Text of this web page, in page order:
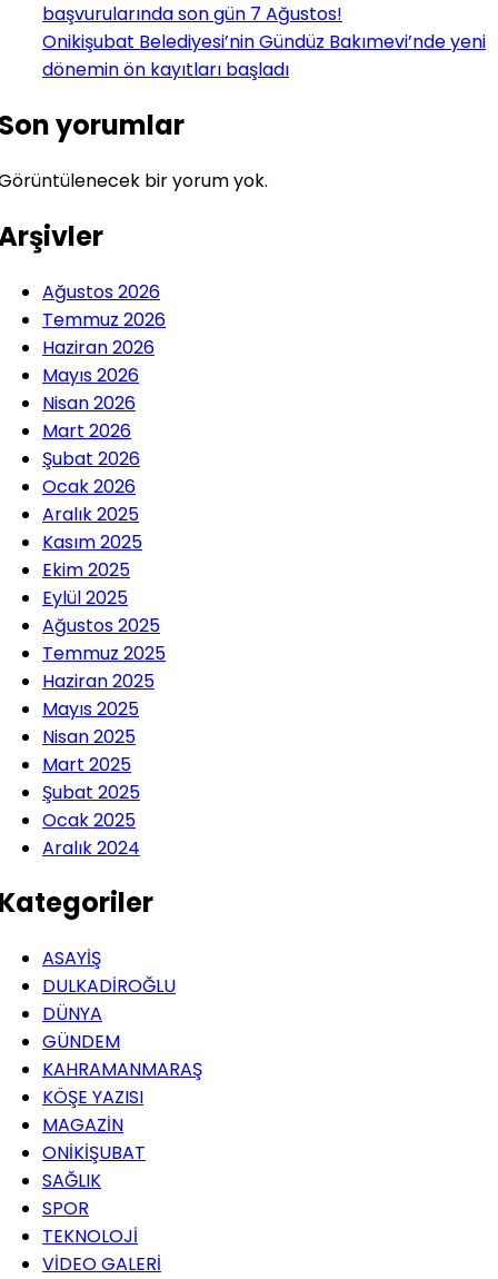
başvurularında son gün 7 Ağustos!
Onikişubat Belediyesi’nin Gündüz Bakımevi’nde yeni
dönemin ön kayıtları başladı
yorumlar
bir yorum yok.
Ağustos 2026
Temmuz 2026
Haziran 2026
Mayıs 2026
Nisan 2026
Mart 2026
Şubat 2026
Ocak 2026
Aralık 2025
Kasım 2025
Ekim 2025
Eylül 2025
Ağustos 2025
Temmuz 2025
Haziran 2025
Mayıs 2025
Nisan 2025
Mart 2025
Şubat 2025
Ocak 2025
Aralık 2024
ASAYİŞ
DULKADİROĞLU
DÜNYA
GÜNDEM
KAHRAMANMARAŞ
KÖŞE YAZISI
MAGAZİN
ONİKİŞUBAT
SAĞLIK
SPOR
TEKNOLOJİ
VİDEO GALERİ